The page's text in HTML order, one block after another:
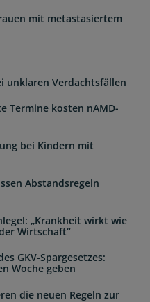
mit metastasiertem
unklaren Verdachtsfällen
Termine kosten nAMD-
bei Kindern mit
Abstandsregeln
„Krankheit wirkt wie
Wirtschaft“
GKV-Spargesetzes:
Woche geben
die neuen Regeln zur